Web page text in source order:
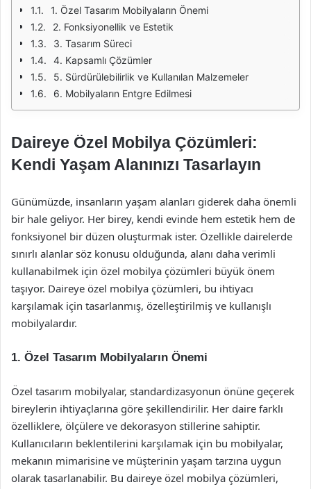
1. Özel Tasarım Mobilyaların Önemi
2. Fonksiyonellik ve Estetik
3. Tasarım Süreci
4. Kapsamlı Çözümler
5. Sürdürülebilirlik ve Kullanılan Malzemeler
6. Mobilyaların Entgre Edilmesi
Daireye Özel Mobilya Çözümleri:
Kendi Yaşam Alanınızı Tasarlayın
Günümüzde, insanların yaşam alanları giderek daha önemli
bir hale geliyor. Her birey, kendi evinde hem estetik hem de
fonksiyonel bir düzen oluşturmak ister. Özellikle dairelerde
sınırlı alanlar söz konusu olduğunda, alanı daha verimli
kullanabilmek için özel mobilya çözümleri büyük önem
taşıyor. Daireye özel mobilya çözümleri, bu ihtiyacı
karşılamak için tasarlanmış, özelleştirilmiş ve kullanışlı
mobilyalardır.
1. Özel Tasarım Mobilyaların Önemi
Özel tasarım mobilyalar, standardizasyonun önüne geçerek
bireylerin ihtiyaçlarına göre şekillendirilir. Her daire farklı
özelliklere, ölçülere ve dekorasyon stillerine sahiptir.
Kullanıcıların beklentilerini karşılamak için bu mobilyalar,
mekanın mimarisine ve müşterinin yaşam tarzına uygun
olarak tasarlanabilir. Bu daireye özel mobilya çözümleri,